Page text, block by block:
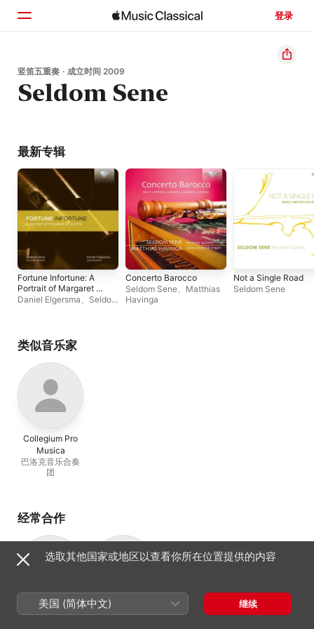
登录
主页
浏览
竖笛五重奏 · 成立时间 2009
Seldom Sene
最新专辑
Fortune Infortune: A
Portrait of Margaret of
Austria
Daniel Elgersma、 Seldom
Concerto Barocco
Seldom Sene、 Matthias
Havinga
Not a Single Road
Seldom Sene
类似音乐家
Collegium Pro
Musica
巴洛克音乐合奏
团
经常合作
Klaartje van
Daniel Elgersma
选取其他国家或地区以查看你所在位置提供的内容
美国 (简体中文) 继续